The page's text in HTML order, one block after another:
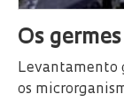
Os
Levantamento
os